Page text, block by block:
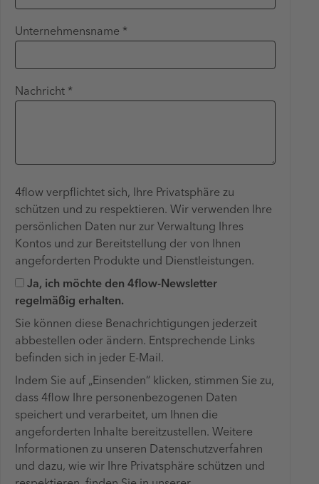
Unternehmensname *
Nachricht *
4flow verpflichtet sich, Ihre Privatsphäre zu
schützen und zu respektieren. Wir verwenden Ihre
persönlichen Daten nur zur Verwaltung Ihres
Kontos und zur Bereitstellung der von Ihnen
angeforderten Produkte und Dienstleistungen.
Ja, ich möchte den 4flow-Newsletter
regelmäßig erhalten.
Sie können diese Benachrichtigungen jederzeit
abbestellen oder ändern. Entsprechende Links
befinden sich in jeder E-Mail.
Indem Sie auf „Einsenden“ klicken, stimmen Sie zu,
dass 4flow Ihre personenbezogenen Daten
speichert und verarbeitet, um Ihnen die
angeforderten Inhalte bereitzustellen. Weitere
Informationen zu unseren Datenschutzverfahren
und dazu, wie wir Ihre Privatsphäre schützen und